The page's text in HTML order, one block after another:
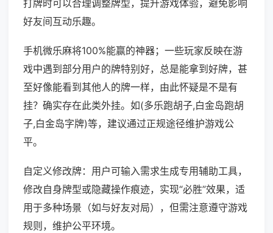
打牌时可以合理调整牌型，提升游戏体验，避免影响
好友间互动乐趣。
手机微乐麻将100%能赢的神器；一些玩家反映在游
戏中遇到部分用户的牌特别好，总是能拿到好牌，甚
至好像能看到其他人的牌一样，由此怀疑是不是有
挂？确实存在此类外挂。如(多乐跑胡子,白金岛跑胡
子,白金岛字牌)等，建议通过正规途径维护游戏公
平。
自定义修改牌：用户可输入需求生成专用辅助工具，
修改自身牌型或隐藏操作痕迹，实现“必胜”效果，适
用于多种场景（如与好友对局），但需注意遵守游戏
规则，维护公平环境。